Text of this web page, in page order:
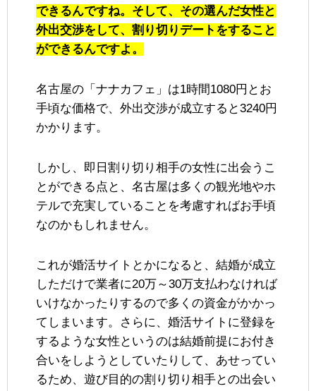
できるんですね。そして、その選んだ女性と
外出交渉をして、割り切りデートをすること
ができるんですよ。
名古屋の「ナナカフェ」は1時間1080円とお
手頃な価格で、外出交渉が成立すると3240円
かかります。
しかし、即日割り切り相手の女性に出会うこ
とができる点と、名古屋は多くの観光地やホ
テルで充実していることを考慮すればお手頃
なのかもしれません。
これが婚活サイトとかになると、結婚が成立
しただけで業者に20万～30万支払わなければ
いけなかったりするので多くの資金がかかっ
てしまいます。さらに、婚活サイトに登録を
するような女性というのは結婚前提にお付き
合いをしようとしていたりして、あせってい
るため、遊び目的の割り切り相手との出会い